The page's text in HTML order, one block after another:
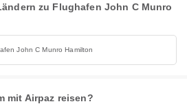
zu Flughafen John C Munro
John C Munro Hamilton
mit Airpaz reisen?